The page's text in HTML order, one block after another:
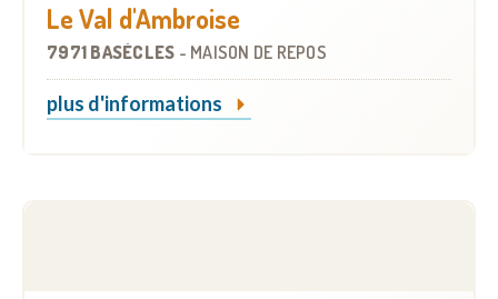
Le Val d'Ambroise
7971 BASÈCLES - MAISON DE REPOS
plus d'informations